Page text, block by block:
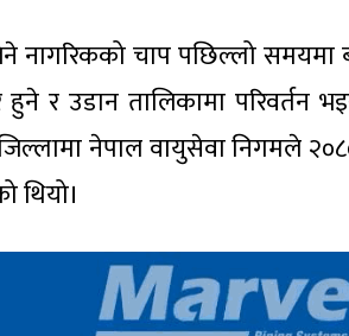
नागरिकको चाप पछिल्लो
र उडान तालिकामा परिवर्तन
नेपाल वायुसेवा निगमले